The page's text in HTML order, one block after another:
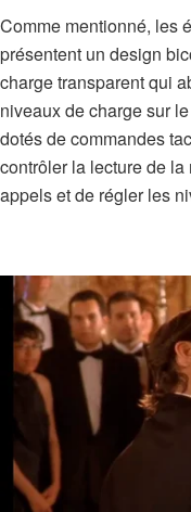
Comme mentionné, les
présentent un design
charge transparent qui
niveaux de charge sur
dotés de commandes
contrôler la lecture de la
appels et de régler les